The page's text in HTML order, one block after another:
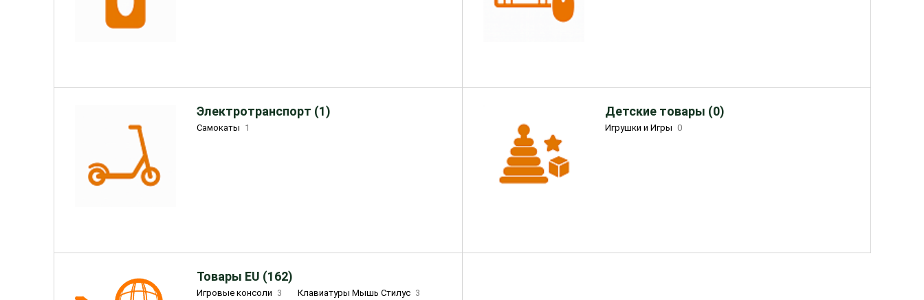
Электротранспорт (1)
Самокаты 1
Детские товары (0)
Игрушки и Игры 0
Товары EU (162)
Игровые консоли 3 Клавиатуры Мышь Стилус 3